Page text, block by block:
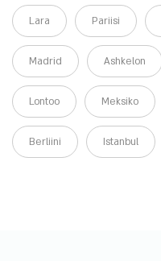
Lara Pariisi
Madrid Ashkelon
Lontoo Meksiko
Berliini Istanbul